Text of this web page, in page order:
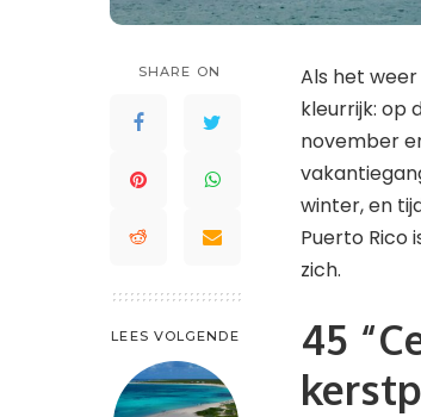
Saint Lucia
Saint-Barthélemy
Trinidad en Tobago
Waddeneilanden
St. Maarten en St. Martin
Trinidad en Tobago
Turks- en Caicoseilanden
SHARE ON
LEES VOLGENDE
Als het
kleurrijk: op
november
winter, en
Puerto Rico
zich.
45